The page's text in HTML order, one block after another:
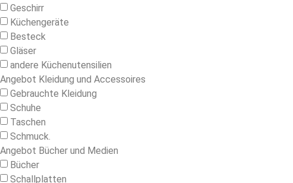
Geschirr
Küchengeräte
Besteck
Gläser
andere Küchenutensilien
Angebot Kleidung und Accessoires
Gebrauchte Kleidung
Schuhe
Taschen
Schmuck.
Angebot Bücher und Medien
Bücher
Schallplatten